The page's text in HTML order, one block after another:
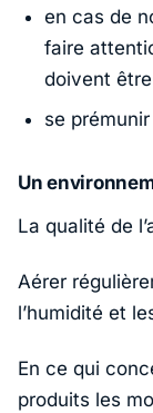
en cas de
faire
doivent
se
Un
La qualité de
Aérer
l’humidité et
En ce qui
produits les